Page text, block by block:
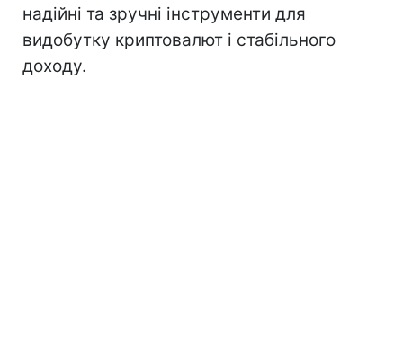
надійні та зручні інструменти для
видобутку криптовалют і стабільного
доходу.